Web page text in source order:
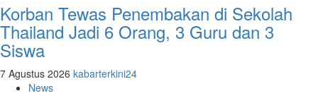
Korban Tewas Penembakan di Sekolah
Thailand Jadi 6 Orang, 3 Guru dan 3
Siswa
7 Agustus 2026 kabarterkini24
News